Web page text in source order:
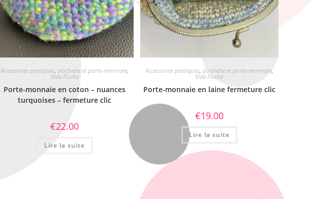
Accessoires pratiques,pochette et porte-monnaie,
Vide Poche
Porte-monnaie en coton – nuances
turquoises – fermeture clic
€22.00
Lire la suite
Accessoires pratiques, pochette et porte-monnaie,
Vide Poche
Porte-monnaie en laine fermeture clic
€19.00
Lire la suite